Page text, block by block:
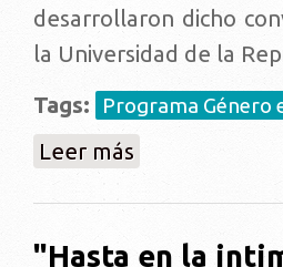
desarrollaron dicho
la Universidad de la
Tags:
Programa Género
Leer más
"Hasta en la